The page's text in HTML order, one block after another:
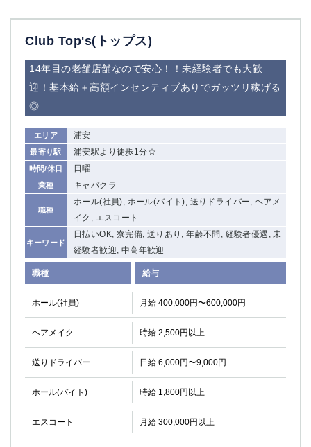
Club Top's(トップス)
14年目の老舗店舗なので安心！！未経験者でも大歓
迎！基本給＋高額インセンティブありでガッツリ稼げる
◎
エリア 浦安
最寄り駅 浦安駅より徒歩1分☆
時間/休日 日曜
業種 キャバクラ
職種
ホール(社員), ホール(バイト), 送りドライバー, ヘアメ
イク, エスコート
キーワード
日払いOK, 寮完備, 送りあり, 年齢不問, 経験者優遇, 未
経験者歓迎, 中高年歓迎
職種 給与
ホール(社員) 月給 400,000円〜600,000円
ヘアメイク 時給 2,500円以上
送りドライバー 日給 6,000円〜9,000円
ホール(バイト) 時給 1,800円以上
エスコート 月給 300,000円以上